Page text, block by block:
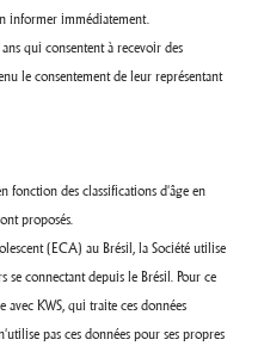
informer immédiatement.
qui consentent à recevoir des
le consentement de leur représentant
fonction des classifications d'âge en
proposés.
(ECA) au Brésil, la Société utilise
se connectant depuis le Brésil. Pour ce
avec KWS, qui traite ces données
pas ces données pour ses propres